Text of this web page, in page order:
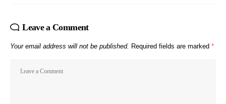
Leave a Comment
Your email address will not be published. Required fields are marked *